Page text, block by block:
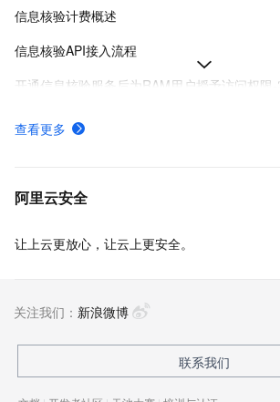
信息核验计费概述
信息核验API接入流程
开通信息核验服务后为RAM用户授予访问权限
金融级实人认证方案PC&H5网页接入场景服务
如何开通金融级实人认证服务
查看更多
阿里云安全
让上云更放心，让云上更安全。
关注我们： 新浪微博
联系我们